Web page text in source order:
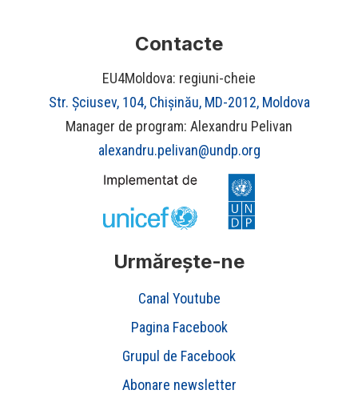
Urmărește-ne
Canal Youtube
Pagina Facebook
Grupul de Facebook
Abonare newsletter
Contacte
EU4Moldova: regiuni-cheie
Str. Șciusev, 104, Chișinău, MD-2012, Moldova
Manager de program: Alexandru Pelivan
alexandru.pelivan@undp.org